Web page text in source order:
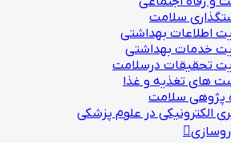
سلامت
اطلاعات بهداشتی
خدمات بهداشتی
تحقیقات درسلامت
های تغذیه و غذا
پژوهی سلامت
الکترونیکی در علوم پزشکی